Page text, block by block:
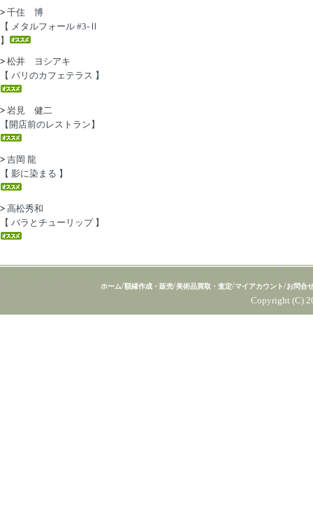
> 千住 博
【 メタルフォール #3-Ⅱ
】
> 松井 ヨシアキ
【 パリのカフェテラス 】
> 岩見 健二
【開店前のレストラン】
> 吉岡 龍
【 影に染まる 】
> 高松秀和
【 バラとチューリップ 】
ホーム/額縁作成・販売/美術品買取・査定/マイアカウント/お問合
Copyright (C)